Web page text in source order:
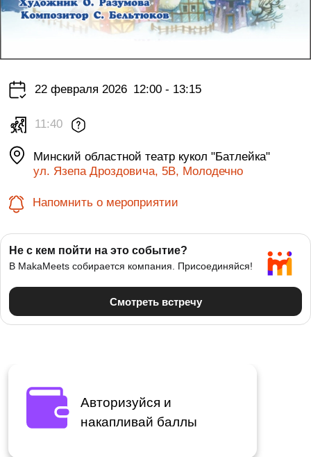
22 февраля 2026 12:00 - 13:15
11:40
Минский областной театр кукол "Батлейка"
ул. Язепа Дроздовича, 5В, Молодечно
Напомнить о мероприятии
Авторизуйся и
накапливай баллы